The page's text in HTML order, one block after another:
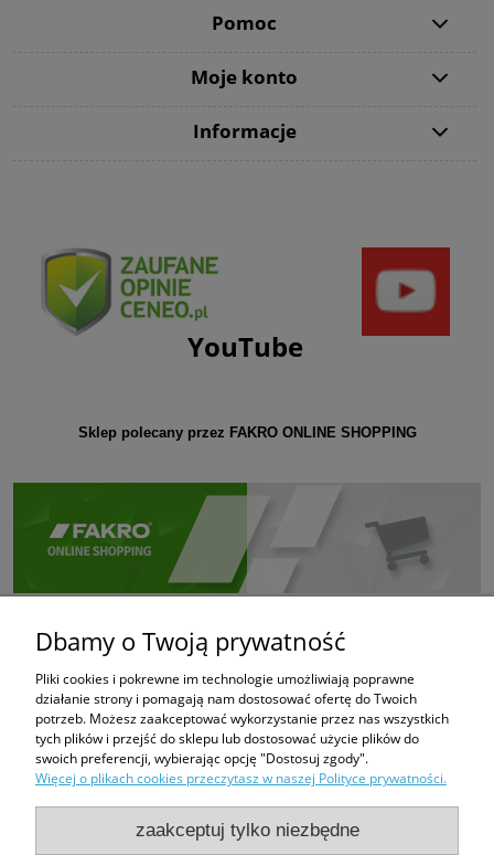
Pomoc
Moje konto
Informacje
YouTube
Sklep polecany przez FAKRO ONLINE SHOPPING
Dbamy o Twoją prywatność
Pliki cookies i pokrewne im technologie umożliwiają poprawne
działanie strony i pomagają nam dostosować ofertę do Twoich
potrzeb. Możesz zaakceptować wykorzystanie przez nas wszystkich
tych plików i przejść do sklepu lub dostosować użycie plików do
swoich preferencji, wybierając opcję "Dostosuj zgody".
Więcej o plikach cookies przeczytasz w naszej Polityce prywatności.
zaakceptuj tylko niezbędne